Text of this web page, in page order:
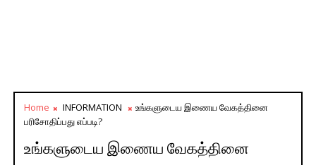
Home INFORMATION
உங்களுடைய இணைய வேகத்தினை
பரிசோதிப்பது எப்படி?
உங்களுடைய இணைய வேகத்தினை